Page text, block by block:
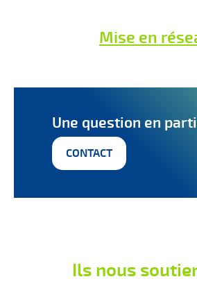
Mise en
Une question en
CONTACT
Ils nous